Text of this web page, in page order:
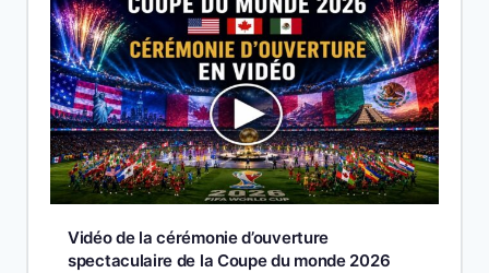
Vidéo de la cérémonie d’ouverture
spectaculaire de la Coupe du monde 2026